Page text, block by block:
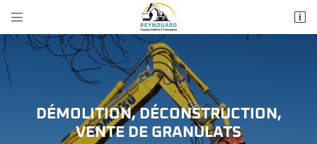


07120 Labeaume
04 75 93 92 87
DÉMOLITION, DÉCONSTRUCTION,
VENTE DE GRANULATS